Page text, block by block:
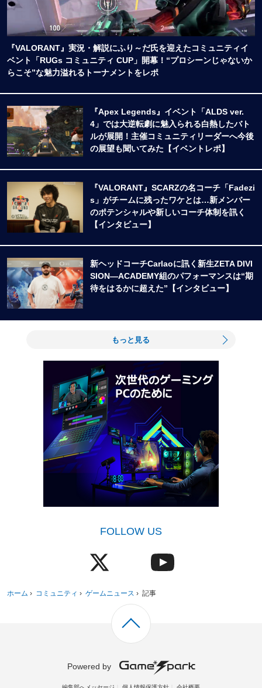
『VALORANT』実況・解説にふり～だ氏を迎えたコミュニティイ
ベント「RUGs コミュニティ CUP」開幕！“プロシーンじゃないか
らこそ”な魅力溢れるトーナメントをレポ
『Apex Legends』イベント「ALDS ver.
4」では大逆転劇に魅入られる白熱したバト
ルが展開！主催コミュニティリーダーへ今後
の展望も聞いてみた【イベントレポ】
『VALORANT』SCARZの名コーチ「Fadezi
s」がチームに残ったワケとは…新メンバー
のポテンシャルや新しいコーチ体制を訊く
【インタビュー】
新ヘッドコーチCarlaoに訊く新生ZETA DIVI
SION―ACADEMY組のパフォーマンスは“期
待をはるかに超えた”【インタビュー】
もっと見る
FOLLOW US
ホーム › コミュニティ › ゲームニュース › 記事
Powered by